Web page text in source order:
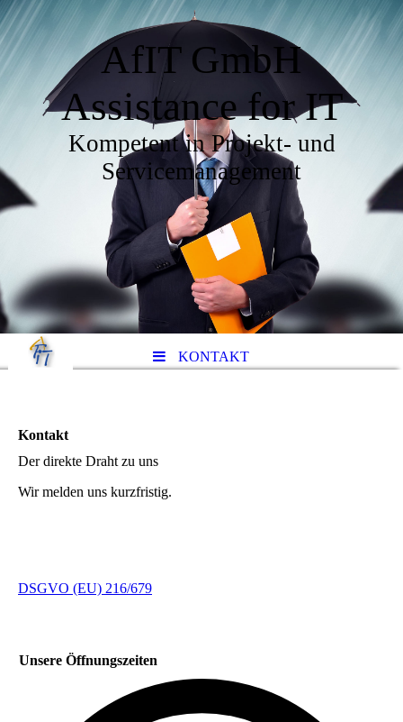
AfIT GmbH
Assistance for IT
Kompetent in Projekt- und
Servicemanagement
KONTAKT
Kontakt
Der direkte Draht zu uns
Wir melden uns kurzfristig.
DSGVO (EU) 216/679
Unsere Öffnungszeiten